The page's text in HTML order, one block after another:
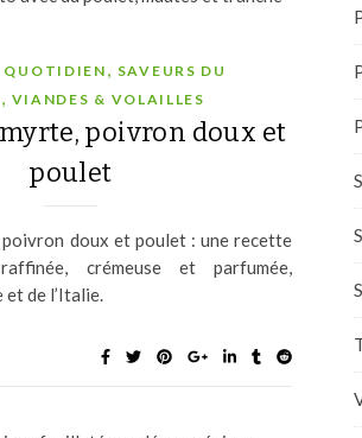
QUOTIDIEN, SAVEURS DU
, VIANDES & VOLAILLES
poivron doux et
poulet
doux et poulet : une recette
crémeuse et parfumée,
et de l’Italie.